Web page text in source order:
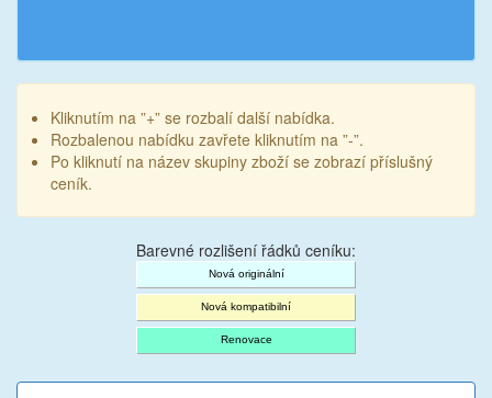
Kliknutím na ”+” se rozbalí další nabídka.
Rozbalenou nabídku zavřete kliknutím na ”-”.
Po kliknutí na název skupiny zboží se zobrazí příslušný
ceník.
Barevné rozlišení řádků ceníku:
Nová originální
Nová kompatibilní
Renovace